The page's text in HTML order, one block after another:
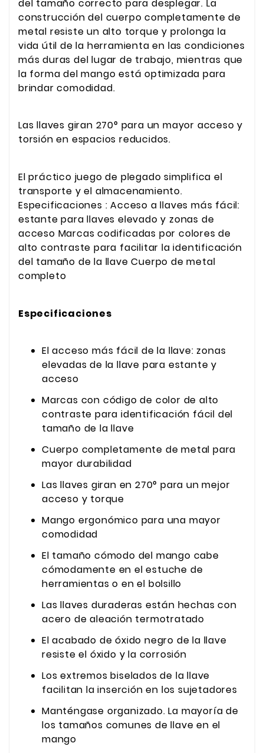
del tamaño correcto para desplegar. La
construcción del cuerpo completamente de
metal resiste un alto torque y prolonga la
vida útil de la herramienta en las condiciones
más duras del lugar de trabajo, mientras que
la forma del mango está optimizada para
brindar comodidad.
Las llaves giran 270° para un mayor acceso y
torsión en espacios reducidos.
El práctico juego de plegado simplifica el
transporte y el almacenamiento.
Especificaciones : Acceso a llaves más fácil:
estante para llaves elevado y zonas de
acceso Marcas codificadas por colores de
alto contraste para facilitar la identificación
del tamaño de la llave Cuerpo de metal
completo
Especificaciones
El acceso más fácil de la llave: zonas
elevadas de la llave para estante y
acceso
Marcas con código de color de alto
contraste para identificación fácil del
tamaño de la llave
Cuerpo completamente de metal para
mayor durabilidad
Las llaves giran en 270° para un mejor
acceso y torque
Mango ergonómico para una mayor
comodidad
El tamaño cómodo del mango cabe
cómodamente en el estuche de
herramientas o en el bolsillo
Las llaves duraderas están hechas con
acero de aleación termotratado
El acabado de óxido negro de la llave
resiste el óxido y la corrosión
Los extremos biselados de la llave
facilitan la inserción en los sujetadores
Manténgase organizado. La mayoría de
los tamaños comunes de llave en el
mango